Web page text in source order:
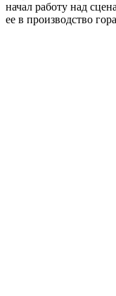
начал работу над
ее в производство